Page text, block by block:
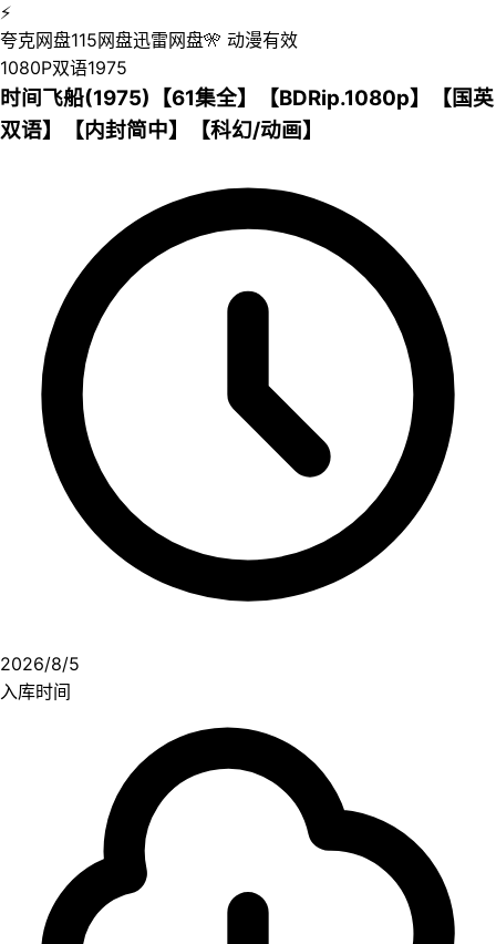
⚡
夸克网盘115网盘迅雷网盘🎌 动漫有效
1080P双语1975
时间飞船(1975)【61集全】【BDRip.1080p】【国英
双语】【内封简中】【科幻/动画】
2026/8/5
入库时间